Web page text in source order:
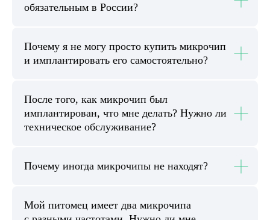
обязательным в России?
Почему я не могу просто купить микрочип
и имплантировать его самостоятельно?
После того, как микрочип был
имплантирован, что мне делать? Нужно ли
техническое обслуживание?
Почему иногда микрочипы не находят?
Мой питомец имеет два микрочипа